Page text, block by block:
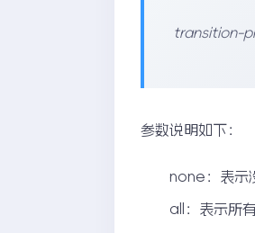
transition-
参数说明如下：
none：表示
all：表示所